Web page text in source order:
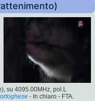
su 4095.00MHz, pol.L
- In chiaro - FTA.